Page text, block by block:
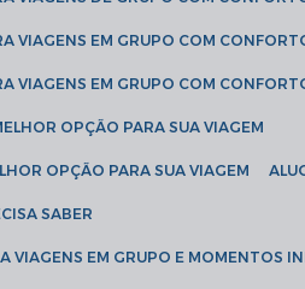
VIAGENS EM GRUPO COM
VIAGENS EM GRUPO COM
OPÇÃO PARA SUA VIAGEM
OPÇÃO PARA SUA VIAGEM
SABER
VIAGENS EM GRUPO E MOMENTOS